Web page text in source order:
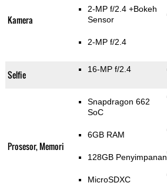
Kamera
2-MP f/2.4 +Bokeh
Sensor
2-MP f/2.4
Selfie 16-MP f/2.4
Prosesor, Memori
Snapdragon 662
SoC
6GB RAM
128GB Penyimpanan
MicroSDXC